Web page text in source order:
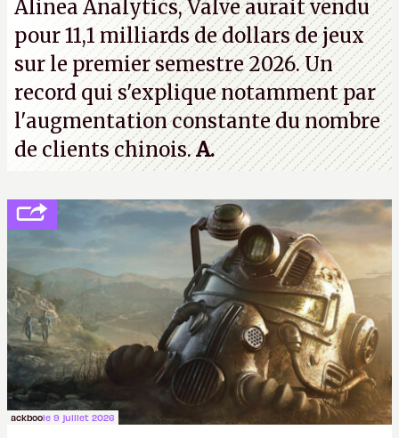
Alinea Analytics, Valve aurait vendu
pour 11,1 milliards de dollars de jeux
sur le premier semestre 2026. Un
record qui s'explique notamment par
l'augmentation constante du nombre
de clients chinois.A.
ackboole 9 juillet 2026